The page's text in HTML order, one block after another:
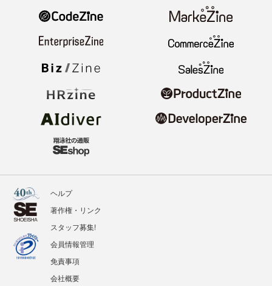
ヘルプ
著作権・リンク
スタッフ募集!
会員情報管理
免責事項
会社概要